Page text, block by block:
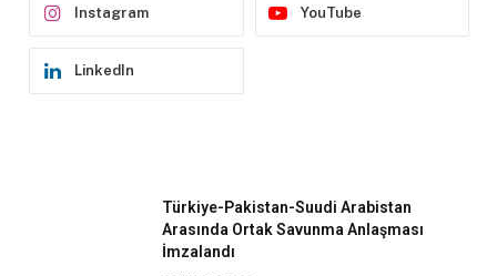
Instagram YouTube
LinkedIn
Türkiye-Pakistan-Suudi Arabistan
Arasında Ortak Savunma Anlaşması
İmzalandı